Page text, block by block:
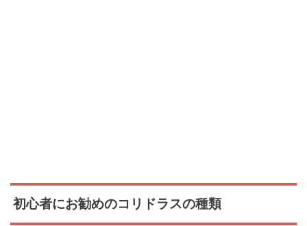
初心者にお勧めのコリドラスの種類